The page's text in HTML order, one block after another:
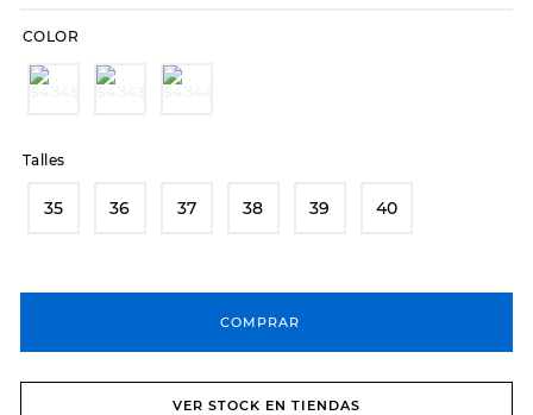
COLOR
Talles
35 36 37 38 39 40
COMPRAR
VER STOCK EN TIENDAS